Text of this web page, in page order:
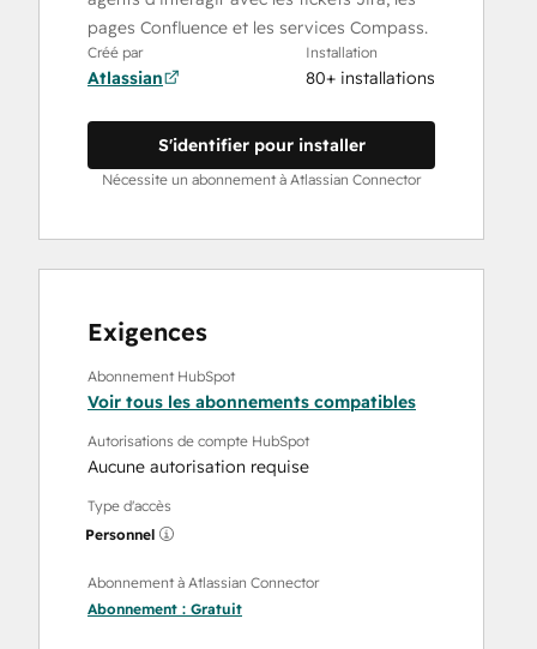
pages Confluence et les services Compass.
Créé par
Atlassian
Installation
80+ installations
S'identifier pour installer
Nécessite un abonnement à Atlassian Connector
Exigences
Abonnement HubSpot
Voir tous les abonnements compatibles
Autorisations de compte HubSpot
Aucune autorisation requise
Type d'accès
Personnel
Abonnement à Atlassian Connector
Abonnement : Gratuit